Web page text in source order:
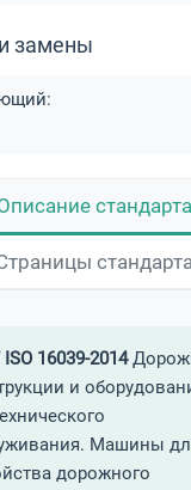
замены
стандарта
16039-2014
и
Машины
дорожного